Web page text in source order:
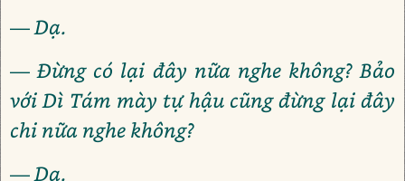
— Dạ.
— Đừng có lại đây nữa nghe không? Bảo
với Dì Tám mày tự hậu cũng đừng lại đây
chi nữa nghe không?
— Dạ.